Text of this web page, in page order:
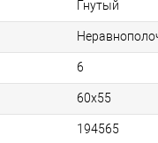
Гнутый
6
60х55
194565